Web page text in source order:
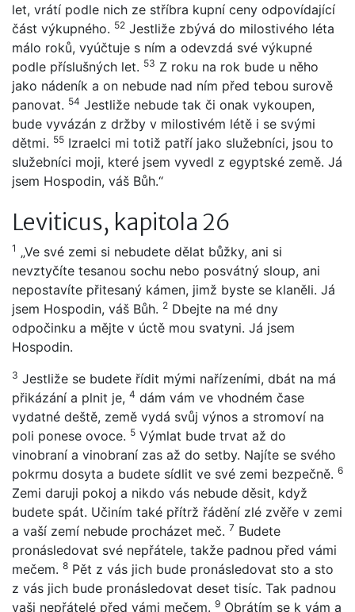
let, vrátí podle nich ze stříbra kupní ceny odpovídající
část výkupného. 52 Jestliže zbývá do milostivého léta
málo roků, vyúčtuje s ním a odevzdá své výkupné
podle příslušných let. 53 Z roku na rok bude u něho
jako nádeník a on nebude nad ním před tebou surově
panovat. 54 Jestliže nebude tak či onak vykoupen,
bude vyvázán z držby v milostivém létě i se svými
dětmi. 55 Izraelci mi totiž patří jako služebníci, jsou to
služebníci moji, které jsem vyvedl z egyptské země. Já
jsem Hospodin, váš Bůh.“
Leviticus, kapitola 26
1 „Ve své zemi si nebudete dělat bůžky, ani si
nevztyčíte tesanou sochu nebo posvátný sloup, ani
nepostavíte přitesaný kámen, jimž byste se klaněli. Já
jsem Hospodin, váš Bůh. 2 Dbejte na mé dny
odpočinku a mějte v úctě mou svatyni. Já jsem
Hospodin.
3 Jestliže se budete řídit mými nařízeními, dbát na má
přikázání a plnit je, 4 dám vám ve vhodném čase
vydatné deště, země vydá svůj výnos a stromoví na
poli ponese ovoce. 5 Výmlat bude trvat až do
vinobraní a vinobraní zas až do setby. Najíte se svého
pokrmu dosyta a budete sídlit ve své zemi bezpečně. 6
Zemi daruji pokoj a nikdo vás nebude děsit, když
budete spát. Učiním také přítrž řádění zlé zvěře v zemi
a vaší zemí nebude procházet meč. 7 Budete
pronásledovat své nepřátele, takže padnou před vámi
mečem. 8 Pět z vás jich bude pronásledovat sto a sto
z vás jich bude pronásledovat deset tisíc. Tak padnou
vaši nepřátelé před vámi mečem. 9 Obrátím se k vám a